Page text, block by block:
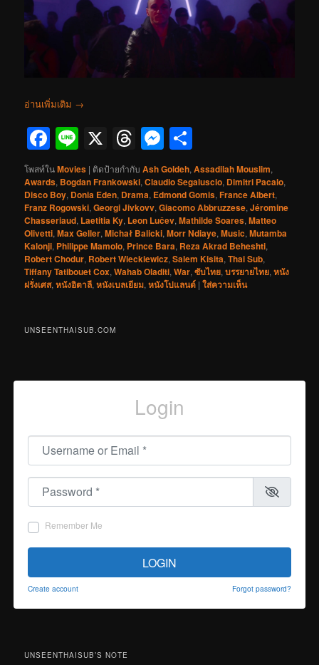
อ่านเพิ่มเติม →
Facebook
Line
X Threads
Messenger
โพสท์ในMovies | ติดป้ายกำกับ Ash Goldeh,Assadilah Mouslim,
Awards, Bogdan Frankowski,Claudio Segaluscio, Dimitri Pacalo,
Disco Boy, Donia Eden, Drama, Edmond Gomis,France Albert,
Franz Rogowski,Georgi Jivkovv,Giacomo Abbruzzese,Jéromine
Chasseriaud, Laetitia Ky, Leon Lučev,Mathilde Soares,Matteo
Olivetti,Max Geller,Michał Balicki,Morr Ndiaye,Music,Mutamba
Kalonji, Philippe Mamolo, Prince Bara, Reza Akrad Beheshti,
Robert Chodur, Robert Wieckiewicz,Salem Kisita,Thai Sub,
Tiffany Tatibouet Cox,Wahab Oladiti,War,ซับไทย,บรรยายไทย,หนัง
ฝรั่งเศส,หนังอิตาลี,หนังเบลเยียม,หนังโปแลนด์ |ใส่ความเห็น
UNSEENTHAISUB.COM
Login
Username or Email
Password
Remember Me
LOGIN
Create account Forgot password?
UNSEENTHAISUB’S NOTE